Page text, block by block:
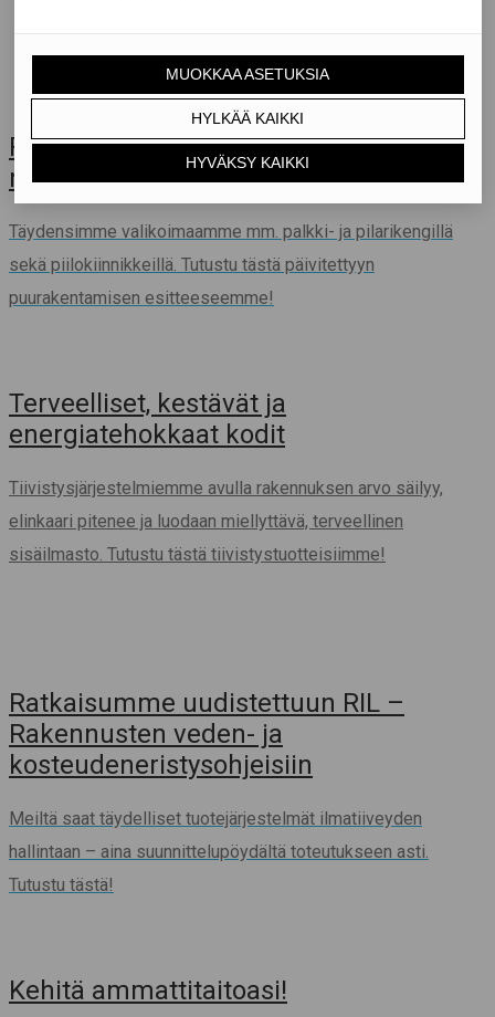
Puurakentamisen tuoteluettelomme on
nyt päivitetty!
Täydensimme valikoimaamme mm. palkki- ja pilarikengillä
sekä piilokiinnikkeillä. Tutustu tästä päivitettyyn
puurakentamisen esitteeseemme!
Terveelliset, kestävät ja
energiatehokkaat kodit
Tiivistysjärjestelmiemme avulla rakennuksen arvo säilyy,
elinkaari pitenee ja luodaan miellyttävä, terveellinen
sisäilmasto. Tutustu tästä tiivistystuotteisiimme!
Ratkaisumme uudistettuun RIL –
Rakennusten veden- ja
kosteudeneristysohjeisiin
Meiltä saat täydelliset tuotejärjestelmät ilmatiiveyden
hallintaan – aina suunnittelupöydältä toteutukseen asti.
Tutustu tästä!
Kehitä ammattitaitoasi!